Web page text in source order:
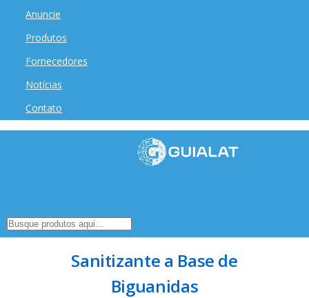
Anuncie
Produtos
Fornecedores
Notícias
Contato
Sanitizante a Base de
Biguanidas